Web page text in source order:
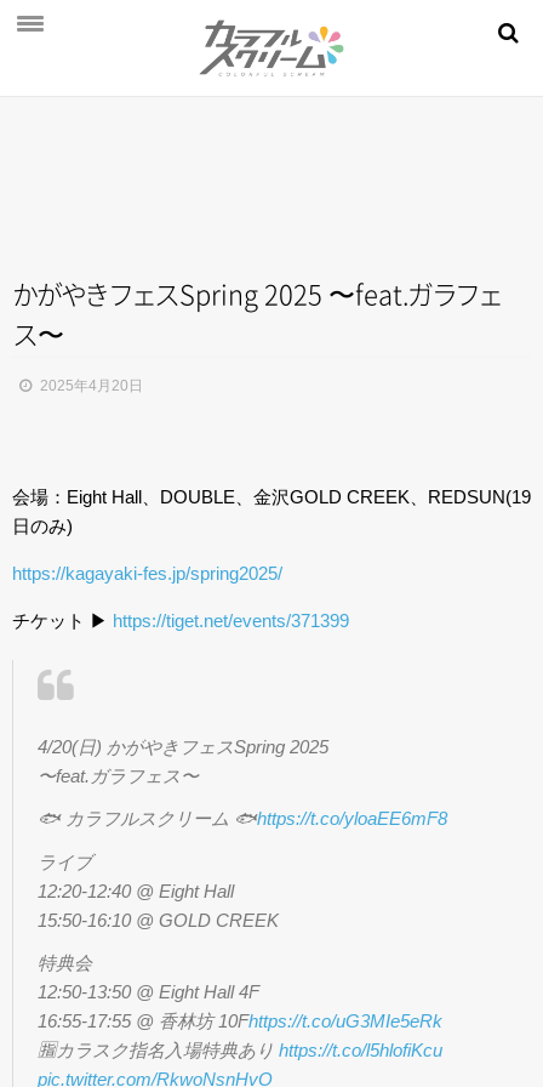
MOVIE
AUDITION
STORE
かがやきフェ スSpring 2025 〜feat ガラフェ
ス〜
2025年4月20日
会場：Eight Hall、DOUBLE、金沢GOLD CREEK、REDSUN(19
日のみ)
https://kagayaki-fes.jp/spring2025/
チケット ▶︎ https://tiget.net/events/371399
4/20(日) かがやきフェスSpring 2025
〜feat.ガラフェス〜
🐟 カラフルスクリーム 🐟https://t.co/yloaEE6mF8
ライブ
12:20-12:40 @ Eight Hall
15:50-16:10 @ GOLD CREEK
特典会
12:50-13:50 @ Eight Hall 4F
16:55-17:55 @ 香林坊 10Fhttps://t.co/uG3MIe5eRk
🈯️カラスク指名入場特典あり https://t.co/l5hlofiKcu
pic.twitter.com/RkwoNsnHvO